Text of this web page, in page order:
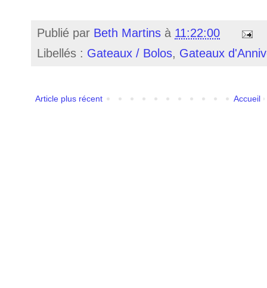
Publié par Beth Martins à 11:22:00
Libellés : Gateaux / Bolos, Gateaux
Article plus récent Accueil